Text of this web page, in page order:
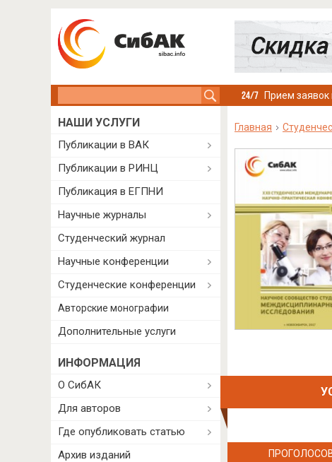
Прием заявок
Главная
НАШИ УСЛУГИ
Публикации в ВАК
Публикации в РИНЦ
Публикация в ЕГПНИ
Научные журналы
Студенческий журнал
Научные конференции
Студенческие конференции
Авторские монографии
Дополнительные услуги
ИНФОРМАЦИЯ
О СибАК
Для авторов
Где опубликовать статью
Архив изданий